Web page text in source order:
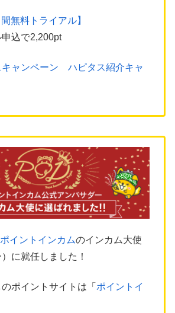
無料トライアル】
込で2,200pt
キャンペーン ハピタス紹介キャ
ポイントインカムのインカム大使
に就任しました！
ポイントサイトは「 ポイントイ